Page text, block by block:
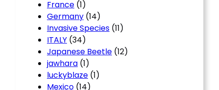
France (1)
Germany (14)
Invasive Species (11)
ITALY (34)
Japanese Beetle (12)
jawhara (1)
luckyblaze (1)
Mexico (14)